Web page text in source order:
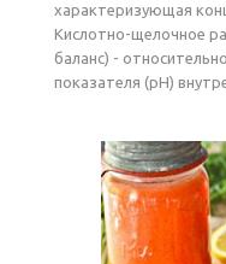
характеризующая
Кислотно-щелочное
баланс) -
показателя (pH)